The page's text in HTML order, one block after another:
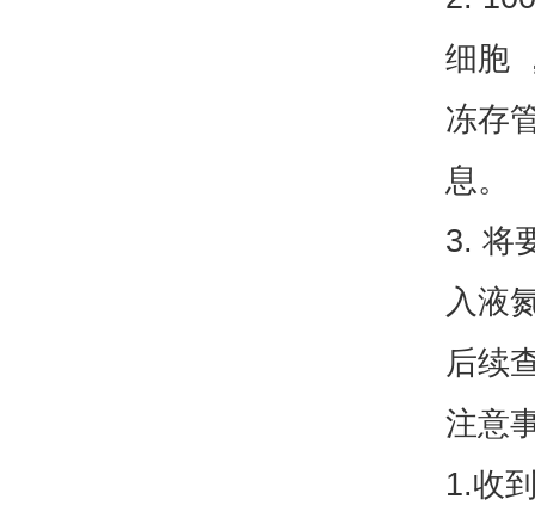
细胞
冻存
息。
3. 将
入液
后续
注意
1.收